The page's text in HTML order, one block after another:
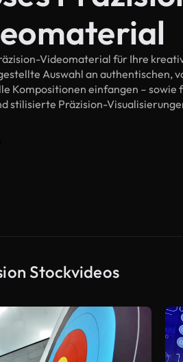
Videomaterial für Ihre
Auswahl an authentischen,
Kompositionen einfangen –
stilisierte Präzision-
Stockvideos